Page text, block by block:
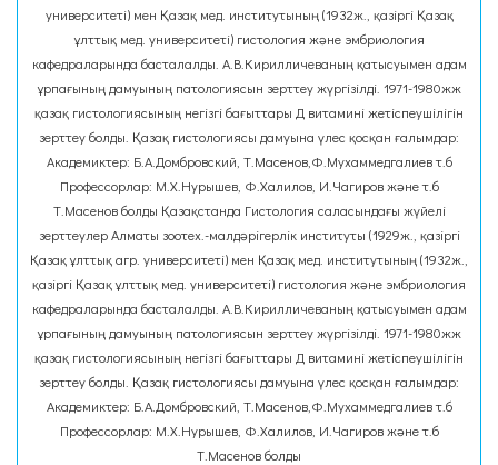
университеті) мен Қазақ мед. институтының (1932ж., қазіргі Қазақ
ұлттық мед. университеті) гистология және эмбриология
кафедраларында басталалды. А.В.Кирилличеваның қатысуымен адам
ұрпағының дамуының патологиясын зерттеу жүргізілді. 1971-1980жж
қазақ гистологиясының негізгі бағыттары Д витамині жетіспеушілігін
зерттеу болды. Қазақ гистологиясы дамуына үлес қосқан ғалымдар:
Академиктер: Б.А.Домбровский, Т.Масенов,Ф.Мухаммедгалиев т.б
Профессорлар: М.Х.Нурышев, Ф.Халилов, И.Чагиров және т.б
Т.Масенов болды Қазақстанда Гистология саласындағы жүйелі
зерттеулер Алматы зоотех.-малдәрігерлік институты (1929ж., қазіргі
Қазақ ұлттық агр. университеті) мен Қазақ мед. институтының (1932ж.,
қазіргі Қазақ ұлттық мед. университеті) гистология және эмбриология
кафедраларында басталалды. А.В.Кирилличеваның қатысуымен адам
ұрпағының дамуының патологиясын зерттеу жүргізілді. 1971-1980жж
қазақ гистологиясының негізгі бағыттары Д витамині жетіспеушілігін
зерттеу болды. Қазақ гистологиясы дамуына үлес қосқан ғалымдар:
Академиктер: Б.А.Домбровский, Т.Масенов,Ф.Мухаммедгалиев т.б
Профессорлар: М.Х.Нурышев, Ф.Халилов, И.Чагиров және т.б
Т.Масенов болды